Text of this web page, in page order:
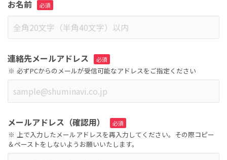
お名前
連絡先メールアドレス
必ずPCからのメールが受信可能なアドレスをご指定ください
メールアドレス（確認用）
上で入力したメールアドレスを再入力してください。その際コピー
＆ペーストをしないようお願いいたします。